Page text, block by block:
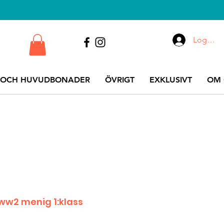
HUVUDBONADER ÖVRIGT EXKLUSIVT OM
Logga
menig 1:klass